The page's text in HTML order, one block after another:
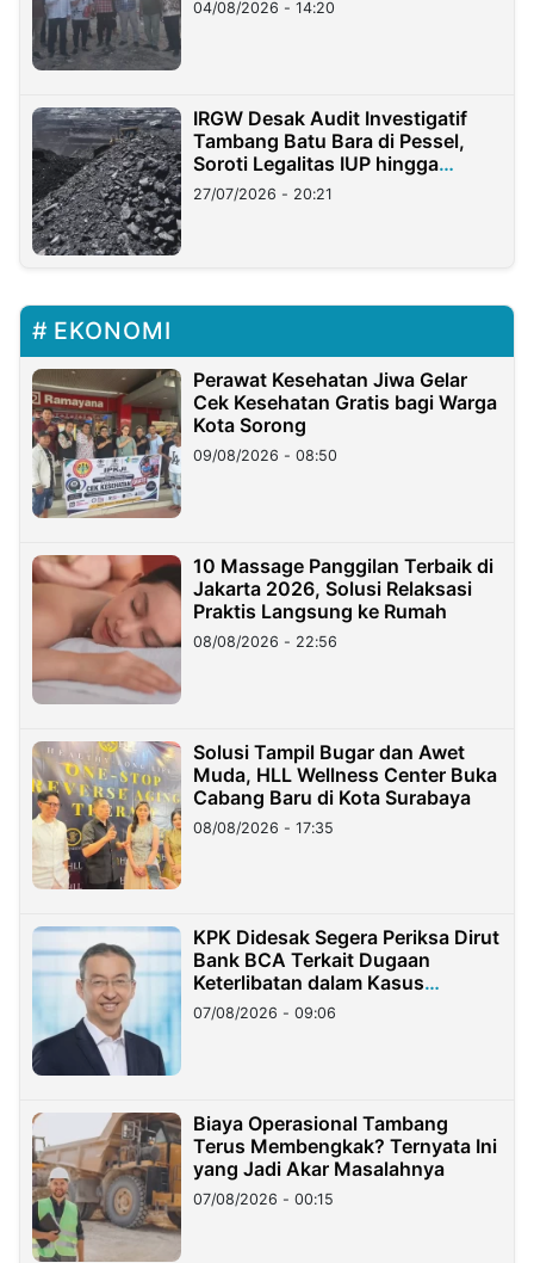
04/08/2026 - 14:20
IRGW Desak Audit Investigatif
Tambang Batu Bara di Pessel,
Soroti Legalitas IUP hingga
Stockpile
27/07/2026 - 20:21
EKONOMI
Perawat Kesehatan Jiwa Gelar
Cek Kesehatan Gratis bagi Warga
Kota Sorong
09/08/2026 - 08:50
10 Massage Panggilan Terbaik di
Jakarta 2026, Solusi Relaksasi
Praktis Langsung ke Rumah
08/08/2026 - 22:56
Solusi Tampil Bugar dan Awet
Muda, HLL Wellness Center Buka
Cabang Baru di Kota Surabaya
08/08/2026 - 17:35
KPK Didesak Segera Periksa Dirut
Bank BCA Terkait Dugaan
Keterlibatan dalam Kasus
Hilangnya Dana Nasabah Rp2,58
Miliar
07/08/2026 - 09:06
Biaya Operasional Tambang
Terus Membengkak? Ternyata Ini
yang Jadi Akar Masalahnya
07/08/2026 - 00:15